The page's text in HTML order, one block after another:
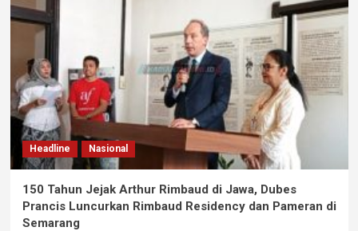
Headline Nasional
150 Tahun Jejak Arthur Rimbaud di Jawa, Dubes
Prancis Luncurkan Rimbaud Residency dan Pameran di
Semarang